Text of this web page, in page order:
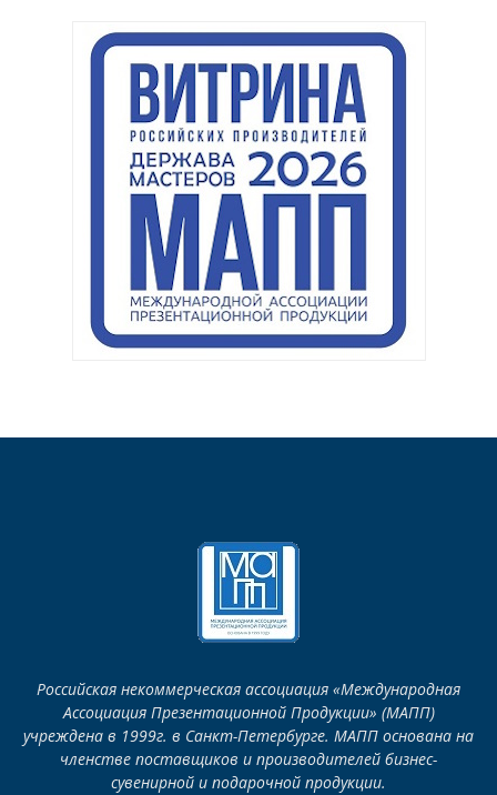
Российская некоммерческая ассоциация «Международная
Ассоциация Презентационной Продукции» (МАПП)
учреждена в 1999г. в Санкт-Петербурге. МАПП основана на
членстве поставщиков и производителей бизнес-
сувенирной и подарочной продукции.